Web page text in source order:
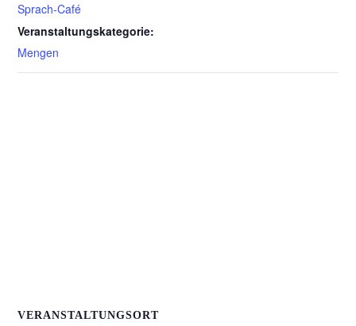
Sprach-Café
Veranstaltungskategorie:
Mengen
VERANSTALTUNGSORT